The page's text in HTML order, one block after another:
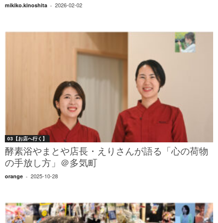
mikiko.kinoshita - 2026-02-02
03【お店へ行く】
酵素浴やまとや店長・えりさんが語る「心の荷物
の手放し方」＠多気町
orange - 2025-10-28